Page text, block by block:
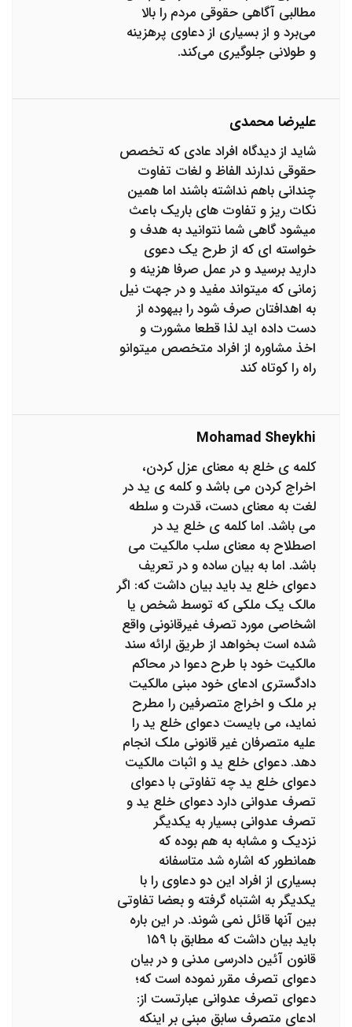
مطالبی آگاهی حقوقی مردم را بالا
می‌برد و از بسیاری از دعاوی پرهزینه
و طولانی جلوگیری می‌کند.
علیرضا محمدی
شاید از دیدگاه افراد عادی که تخصص
حقوقی ندارند الفاظ و لغات تفاوت
چندانی باهم نداشته باشند اما همین
نکات ریز و تفاوت های باریک باعث
میشود گاهی شما نتوانید به هدف و
خواسته ای که از طرح یک دعوی
دارید برسید و در عمل صرفا هزینه و
زمانی که میتواند مفید و در جهت نیل
به اهدافتان صرف شود را بیهوده از
دست داده اید لذا قطعا مشورت و
اخذ مشاوره از افراد متخصص میتوانو
راه را کوتاه کند
Mohamad Sheykhi
کلمه ی خلع به معنای عزل کردن،
اخراج کردن می باشد و کلمه ی ید در
لغت به معنای دست، قدرت و سلطه
می باشد. اما کلمه ی خلع ید در
اصطلاح به معنای سلب مالکیت می
باشد. اما به بیان ساده و در تعریف
دعوای خلع ید باید بیان داشت که: اگر
مالک یک ملکی که توسط شخص یا
اشخاصی مورد تصرف غیرقانونی واقع
شده است بخواهد از طریق ارائه سند
مالکیت خود با طرح دعوا در محاکم
دادگستری ادعای خود مبنی مالکیت
بر ملک و اخراج متصرفین را مطرح
نماید، می بایست دعوای خلع ید را
علیه متصرفان غیر قانونی ملک انجام
دهد. دعوای خلع ید و اثبات مالکیت
دعوای خلع ید چه تفاوتی با دعوای
تصرف عدوانی دارد دعوای خلع ید و
تصرف عدوانی بسیار به یکدیگر
نزدیک و مشابه به هم بوده که
همانطور که اشاره شد متاسفانه
بسیاری از افراد این دو دعاوی را با
یکدیگر به اشتباه گرفته و بعضا تفاوتی
بین آنها قائل نمی شوند. در این باره
باید بیان داشت که مطابق با ۱۵۹
قانون آئین دادرسی مدنی و در بیان
دعوای تصرف مقرر نموده است که؛
دعوای تصرف عدوانی عبارتست از:
ادعای متصرف سابق مبنی بر اینکه